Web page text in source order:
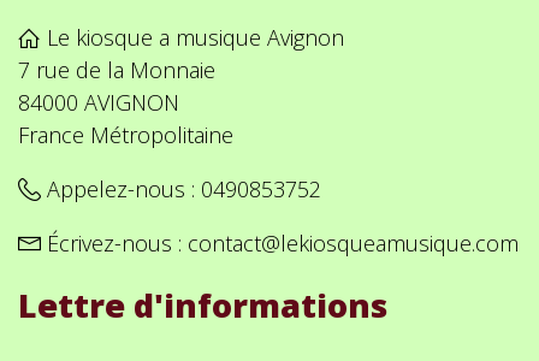
Le kiosque a musique Avignon
7 rue de la Monnaie
84000 AVIGNON
France Métropolitaine
Appelez-nous : 0490853752
Écrivez-nous : contact@lekiosqueamusique.com
Lettre d'informations